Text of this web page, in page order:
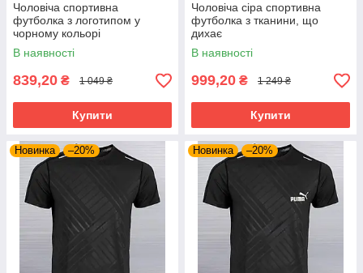
Чоловіча спортивна
футболка з логотипом у
чорному кольорі
В наявності
839,20 ₴ 1 049 ₴
Купити
Чоловіча сіра спортивна
футболка з тканини, що
дихає
В наявності
999,20 ₴ 1 249 ₴
Купити
Новинка –20% Новинка –20%